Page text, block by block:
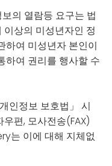
의 열람등 요구는 법
이상의 미성년자인 정
하여 미성년자 본인이
하여 권리를 행사할 수
인정보 보호법」 시
우편, 모사전송(FAX)
는 이에 대해 지체없